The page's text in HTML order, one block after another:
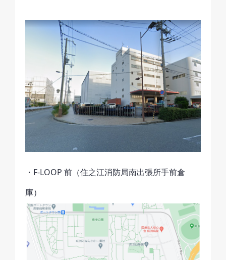
・F-LOOP 前（住之江消防局南出張所手前倉
庫）